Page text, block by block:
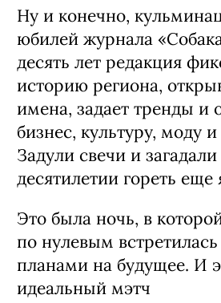
Но, конечно, самое
победителей премии (и
Все интриги раскрыты,
проекты отмечены, а
своих обладателей.
лучшим архитекторам,
дизайнерам – вы
Ну и конечно,
юбилей журнала
десять лет редакция
историю региона,
имена, задает тренды и